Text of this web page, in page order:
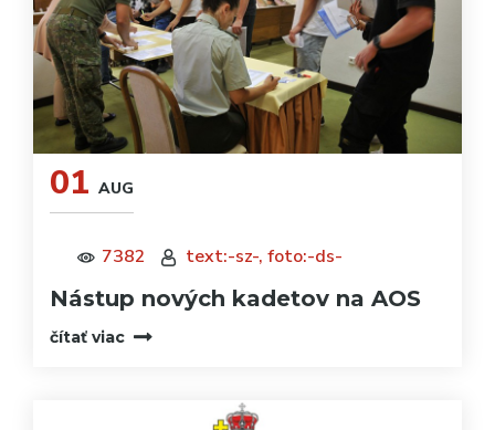
01 AUG
7382 text:-sz-, foto:-ds-
Nástup nových kadetov na AOS
čítať viac